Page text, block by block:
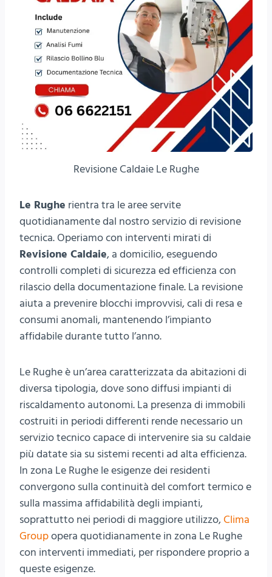
Revisione Caldaie Le Rughe
Le Rughe rientra tra le aree servite
quotidianamente dal nostro servizio di revisione
tecnica. Operiamo con interventi mirati di
Revisione Caldaie, a domicilio, eseguendo
controlli completi di sicurezza ed efficienza con
rilascio della documentazione finale. La revisione
aiuta a prevenire blocchi improvvisi, cali di resa e
consumi anomali, mantenendo l’impianto
affidabile durante tutto l’anno.
Le Rughe è un’area caratterizzata da abitazioni di
diversa tipologia, dove sono diffusi impianti di
riscaldamento autonomi. La presenza di immobili
costruiti in periodi differenti rende necessario un
servizio tecnico capace di intervenire sia su caldaie
più datate sia su sistemi recenti ad alta efficienza.
In zona Le Rughe le esigenze dei residenti
convergono sulla continuità del comfort termico e
sulla massima affidabilità degli impianti,
soprattutto nei periodi di maggiore utilizzo,Clima
Groupopera quotidianamente in zona Le Rughe
con interventi immediati, per rispondere proprio a
queste esigenze.